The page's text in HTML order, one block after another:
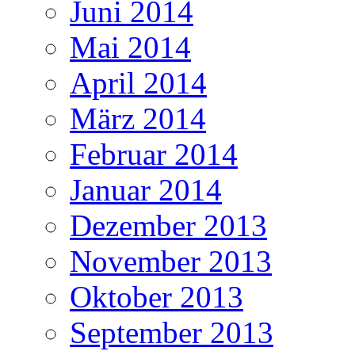
Juni 2014
Mai 2014
April 2014
März 2014
Februar 2014
Januar 2014
Dezember 2013
November 2013
Oktober 2013
September 2013